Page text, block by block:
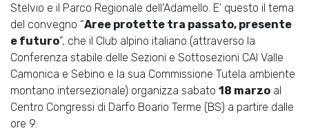
Stelvio e il Parco Regionale dell'Adamello. E' questo il tema
del convegno “Aree protette tra passato, presente
e futuro”, che il Club alpino italiano (attraverso la
Conferenza stabile delle Sezioni e Sottosezioni CAI Valle
Camonica e Sebino e la sua Commissione Tutela ambiente
montano intersezionale) organizza sabato 18 marzo al
Centro Congressi di Darfo Boario Terme (BS) a partire dalle
ore 9.